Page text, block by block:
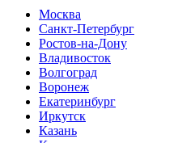
Москва
Санкт-Петербург
Ростов-на-Дону
Владивосток
Волгоград
Воронеж
Екатеринбург
Иркутск
Казань